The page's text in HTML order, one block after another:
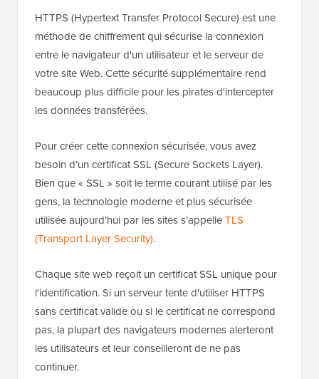
HTTPS (Hypertext Transfer Protocol Secure) est une
méthode de chiffrement qui sécurise la connexion
entre le navigateur d'un utilisateur et le serveur de
votre site Web. Cette sécurité supplémentaire rend
beaucoup plus difficile pour les pirates d'intercepter
les données transférées.
Pour créer cette connexion sécurisée, vous avez
besoin d’un certificat SSL (Secure Sockets Layer).
Bien que « SSL » soit le terme courant utilisé par les
gens, la technologie moderne et plus sécurisée
utilisée aujourd’hui par les sites s’appelleTLS
(Transport Layer Security).
Chaque site web reçoit un certificat SSL unique pour
l'identification. Si un serveur tente d'utiliser HTTPS
sans certificat valide ou si le certificat ne correspond
pas, la plupart des navigateurs modernes alerteront
les utilisateurs et leur conseilleront de ne pas
continuer.